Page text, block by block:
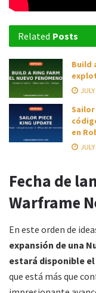
Related Posts
Build
en
Fecha de
Warframe
En este orden de
expansión de una
estará disponible
que está más que